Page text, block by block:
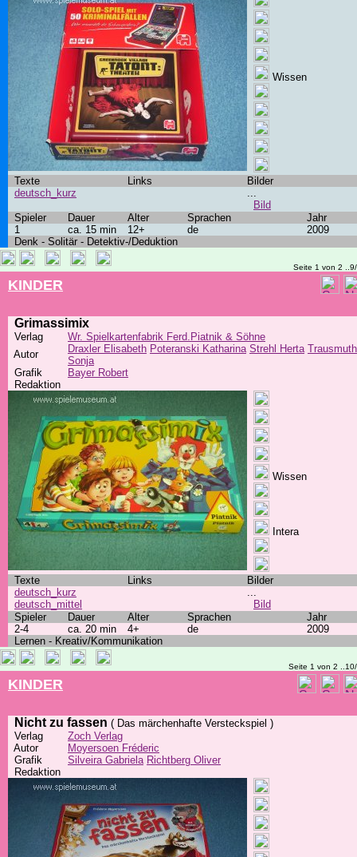
Wissen
Texte Links
Bilder
deutsch_kurz
...
Bild
Spieler
Dauer Alter Sprachen
Jahr
1
ca. 15 min 12+ de
2009
Denk - Solitär - Detektiv-/Deduktion
Seite 1 von 2
KINDER
Grimassimix
Verlag
Wr. Spielkartenfabrik Ferd.Piatnik & Söhne
Autor
Draxler Elisabeth Poteranski Katharina Strehl Herta Trausmuth
Sonja
Grafik
Bayer Robert
Redaktion
Wissen
Intera
Texte Links
Bilder
deutsch_kurz
deutsch_mittel
...
Bild
Spieler
Dauer Alter Sprachen
Jahr
2-4
ca. 20 min 4+ de
2009
Lernen - Kreativ/Kommunikation
Seite 1 von 2
KINDER
Nicht zu fassen ( Das märchenhafte Versteckspiel )
Verlag
Zoch Verlag
Autor
Moyersoen Fréderic
Grafik
Silveira Gabriela Richtberg Oliver
Redaktion